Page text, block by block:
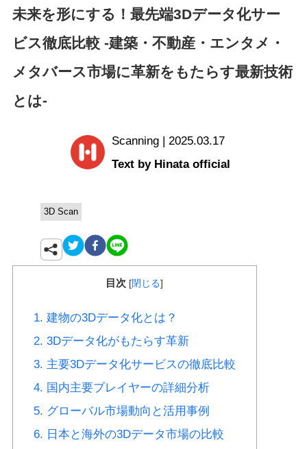
未来を形にする！最先端3Dデータ化サー
ビス徹底比較 -建築・不動産・エンタメ・
メタバース市場に革新をもたらす最新技術
とは-
Scanning | 2025.03.17
Text by Hinata official
3D Scan
目次 [閉じる]
1. 建物の3Dデータ化とは？
2. 3Dデータ化がもたらす革新
3. 主要3Dデータ化サービスの徹底比較
4. 国内主要プレイヤーの詳細分析
5. グローバル市場動向と活用事例
6. 日本と海外の3Dデータ市場の比較